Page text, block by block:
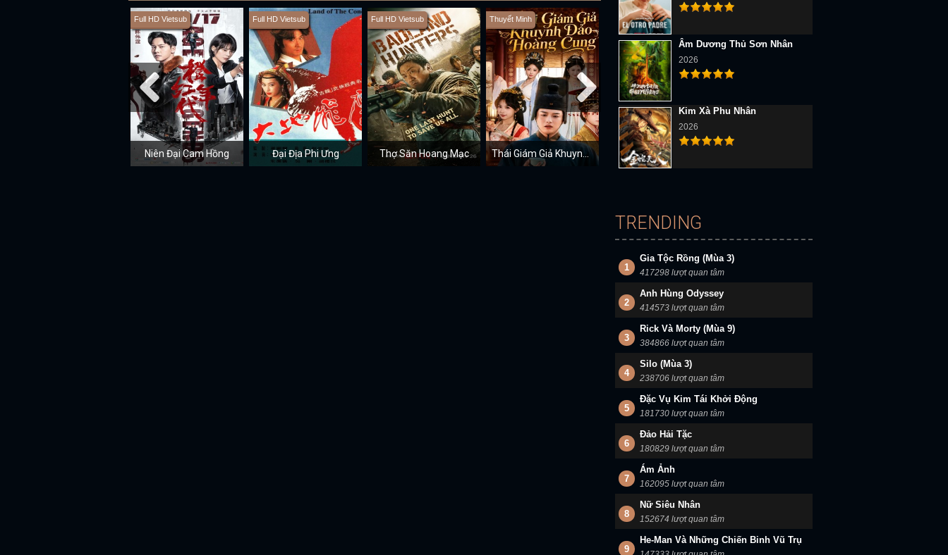
Full HD Vietsub
Niên Đại Cam Hồng
Full HD Vietsub
Đại Địa Phi Ưng
Full HD Vietsub
Thợ Săn Hoang Mạc
Thuyết Minh
Thái Giám Giả Khuynh Đảo Hoàng Cung
Full HD Vietsub
Âm Dương Thủ Sơn Nhân
2026
Kim Xà Phu Nhân
2026
TRENDING
1
Gia Tộc Rồng (Mùa 3)
417298 lượt quan tâm
2
Anh Hùng Odyssey
414573 lượt quan tâm
3
Rick Và Morty (Mùa 9)
384866 lượt quan tâm
4
Silo (Mùa 3)
238706 lượt quan tâm
5
Đặc Vụ Kim Tái Khởi Động
181730 lượt quan tâm
6
Đảo Hải Tặc
180829 lượt quan tâm
7
Ám Ảnh
162095 lượt quan tâm
8
Nữ Siêu Nhân
152674 lượt quan tâm
9
He-Man Và Những Chiến Binh Vũ Trụ